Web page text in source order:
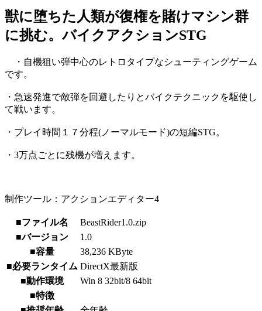
獣に堕ちた人類が復権を賭けマシン群
に挑む。バイクアクションSTG
・自機狙い弾中心のレトロタイプなシューティングゲーム
です。
・急速発進で敵弾を回避したりとバイクテクニックを駆使し
て戦います。
・プレイ時間１７分程(ノーマルモード)の短編STG。
・3万点ごとに残機が増えます。
制作ツール：アクションエディター4
■ファイル名
BeastRider1.0.zip
■バージョン
1.0
■容量
38,236 KByte
■必要ランタイム DirectX最新版
■動作環境
Win 8 32bit/8 64bit
■特徴